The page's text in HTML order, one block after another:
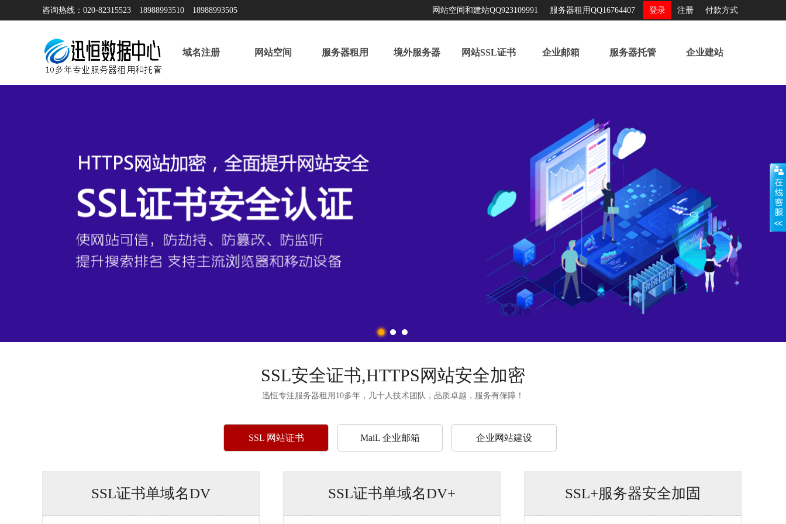
咨询热线：020-82315523 18988993510 18988993505 网站空间和建站QQ923109991 服务器租用QQ16764407 登录 注册 付款方式
域名注册 网站空间 服务器租用 境外服务器 网站SSL证书 企业邮箱 服务器托管 企业建站
SSL安全证书,HTTPS网站安全加密
迅恒专注服务器租用10多年， 几十人技术团队， 品质卓越，服务有保障！
SSL网站证书 MaiL 企业邮箱 企业网站建设
SSL证书单域名DV SSL证书单域名DV+ SSL+服务器安全加固